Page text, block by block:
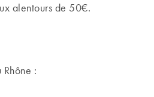
alentours de 50€.
: